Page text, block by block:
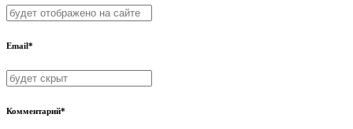
Email*
Комментарий*